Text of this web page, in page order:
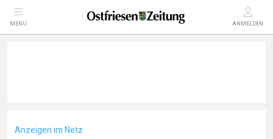
MENÜ ANMELDEN
Anzeigen im Netz